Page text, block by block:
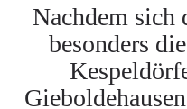
Nachdem sich
besonders